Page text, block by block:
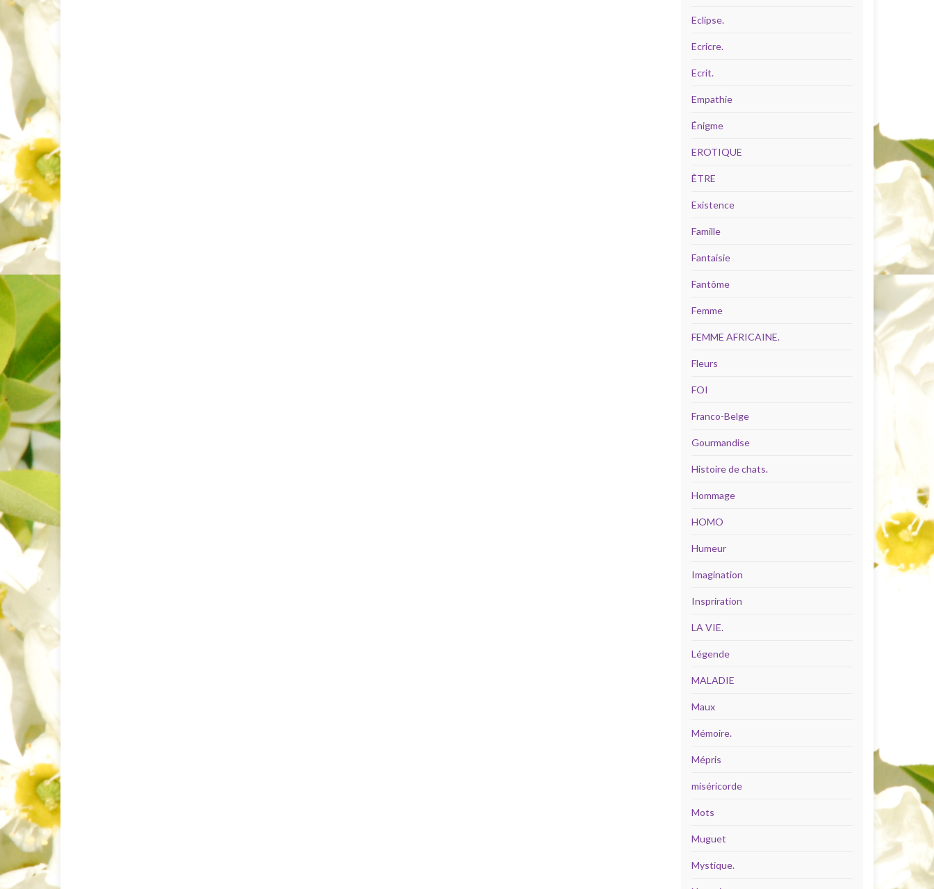
Eclipse.
Ecricre.
Ecrit.
Empathie
Énigme
EROTIQUE
ÊTRE
Existence
Famille
Fantaisie
Fantôme
Femme
FEMME AFRICAINE.
Fleurs
FOI
Franco-Belge
Gourmandise
Histoire de chats.
Hommage
HOMO
Humeur
Imagination
Inspriration
LA VIE.
Légende
MALADIE
Maux
Mémoire.
Mépris
miséricorde
Mots
Muguet
Mystique.